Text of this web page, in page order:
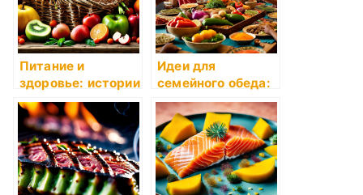
Питание и
здоровье: истории
о важности
правильного
питания в
рассказах
бабушки Розы
Идеи для
семейного обеда:
приемы
приготовления
пищи для всей
семьи